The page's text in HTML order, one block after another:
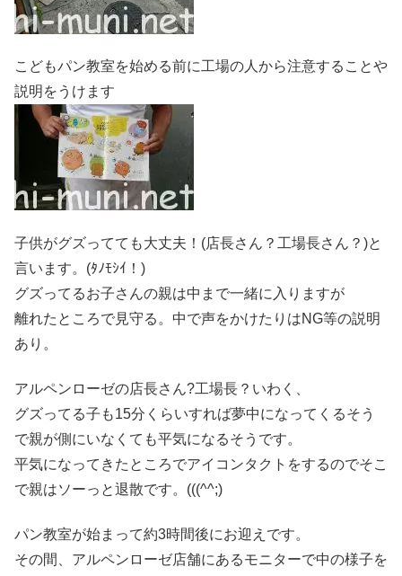
こどもパン教室を始める前に工場の人から注意することや
説明をうけます
子供がグズってても大丈夫！(店長さん？工場長さん？)と
言います。(ﾀﾉﾓｼｲ！)
グズってるお子さんの親は中まで一緒に入りますが
離れたところで見守る。中で声をかけたりはNG等の説明
あり。
アルペンローゼの店長さん?工場長？いわく、
グズってる子も15分くらいすれば夢中になってくるそう
で親が側にいなくても平気になるそうです。
平気になってきたところでアイコンタクトをするのでそこ
で親はソーっと退散です。(((^^;)
パン教室が始まって約3時間後にお迎えです。
その間、アルペンローゼ店舗にあるモニターで中の様子を